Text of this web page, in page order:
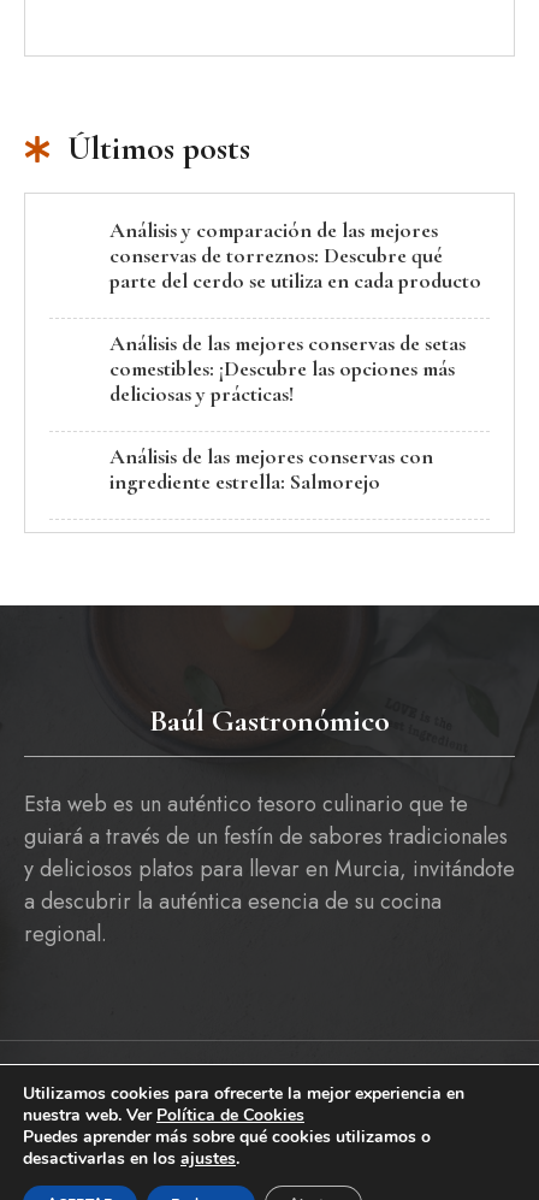
Últimos posts
Análisis y comparación de las mejores
conservas de torreznos: Descubre qué
parte del cerdo se utiliza en cada producto
Análisis de las mejores conservas de setas
comestibles: ¡Descubre las opciones más
deliciosas y prácticas!
Análisis de las mejores conservas con
ingrediente estrella: Salmorejo
Baúl Gastronómico
Esta web es un auténtico tesoro culinario que te
guiará a través de un festín de sabores tradicionales
y deliciosos platos para llevar en Murcia, invitándote
a descubrir la auténtica esencia de su cocina
regional.
Copyright © 2026 baulgastronomico.es
Pólitica De CookiesPolítica De Privacidad Y Aviso Legal
Utilizamos cookies para ofrecerte la mejor experiencia en
nuestra web. Ver Política de Cookies
Puedes aprender más sobre qué cookies utilizamos o
desactivarlas en los ajustes.